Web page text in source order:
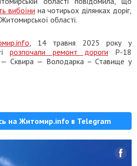
вибоїни на чотирьох ділянках доріг,
області.
, 14 травня 2025 року у
розпочали ремонт дороги Р-18
Сквира — Володарка – Ставище у
на Житомир.info в Telegram